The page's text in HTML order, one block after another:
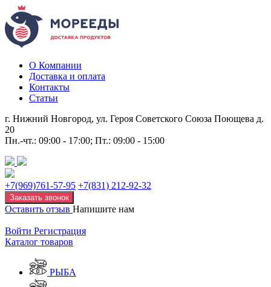
О Компании
Доставка и оплата
Контакты
Статьи
г. Нижний Новгород, ул. Героя Советского Союза Поющева д.
20
Пн.-чт.: 09:00 - 17:00; Пт.: 09:00 - 15:00
+7(969)761-57-95 +7(831) 212-92-32
Заказать звонок
Оставить отзыв Напишите нам
Войти Регистрация
Каталог товаров
РЫБА